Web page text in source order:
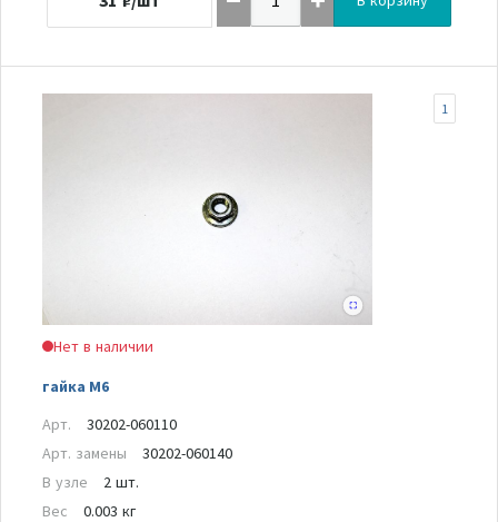
Нет в наличии
гайка М6
1
Арт.
30202-060110
Арт. замены
30202-060140
В узле
2 шт.
Вес
0.003 кг